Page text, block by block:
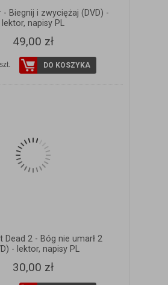
Biegnij i zwyciężaj (DVD) -
lektor, napisy PL
49,00 zł
szt. DO KOSZYKA
Dead 2 - Bóg nie umarł 2
- lektor, napisy PL
30,00 zł